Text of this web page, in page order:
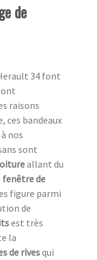
de
34 font
raisons
ces bandeaux
à nos
sont
allant du
fenêtre de
figure parmi
de
est très
la
de rivesqui